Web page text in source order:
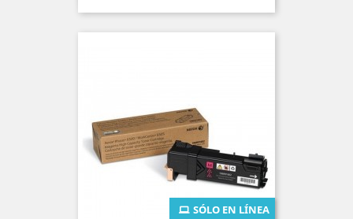
SÓLO EN LÍNEA